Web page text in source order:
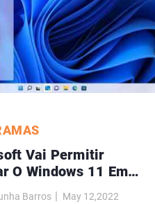
Vai Permitir
O Windows 11 Em
Não Certificado
Barros May 12,2022